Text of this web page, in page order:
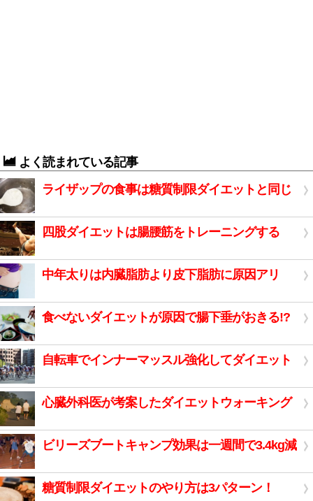
よく読まれている記事
ライザップの食事は糖質制限ダイエットと同じ
四股ダイエットは腸腰筋をトレーニングする
中年太りは内臓脂肪より皮下脂肪に原因アリ
食べないダイエットが原因で腸下垂がおきる!?
自転車でインナーマッスル強化してダイエット
心臓外科医が考案したダイエットウォーキング
ビリーズブートキャンプ効果は一週間で3.4kg減
糖質制限ダイエットのやり方は3パターン！